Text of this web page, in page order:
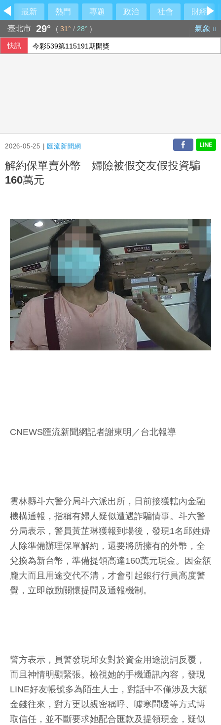
最新 熱門 專題 政治 社會
財經
臺北市 29° ( 31° / 28° ) 氣象
快訊 今彩539第115191期開獎
2026-05-25 | 匯流新聞網
解約保單賣外幣 婦險被假交友假投資騙
160萬元
CNEWS匯流新聞網記者謝東明／台北報導
雲林縣斗六警分局斗六派出所，日前接獲轄內金融
機構通報，指稱有婦人疑似遭遇詐騙情事。斗六警
分局表示，警員黃芷琳獲報到場後，發現1名邱姓婦
人除準備辦理保單解約，還要將所擁有的外幣，全
兌換為新台幣，準備提領高達160萬元現金。因金額
龐大而且用途交代不清，才會引起銀行行員高度警
覺，立即啟動關懷提問及通報機制。
警方表示，員警發現邱女對於資金用途說詞反覆，
而且神情明顯緊張。檢視她的手機通訊內容，發現
LINE好友帳號多為陌生人士，對話中不僅涉及大額
金錢往來，對方更以親密稱呼、噓寒問暖等方式博
取信任，並不斷要求她配合匯款及提領現金，疑似